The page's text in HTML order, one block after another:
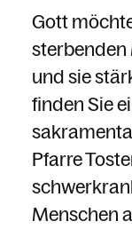
Kontakt
Gott
sterbenden
und sie
finden Sie
Pfarre
Menschen